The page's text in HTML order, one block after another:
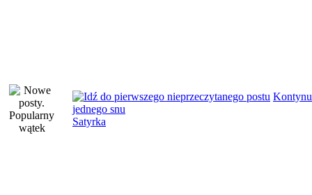
jednego snu
Satyrka